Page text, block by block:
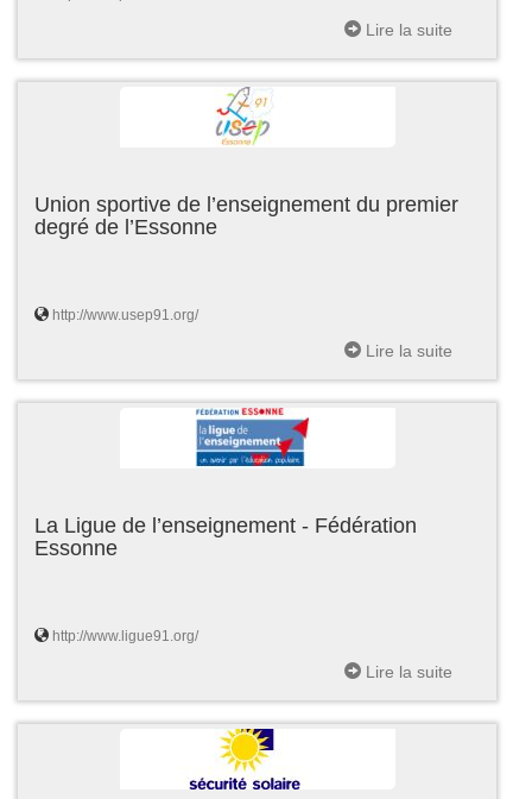
Lire la suite
Union sportive de l’enseignement du premier
degré de l’Essonne
http://www.usep91.org/
Lire la suite
La Ligue de l’enseignement - Fédération
Essonne
http://www.ligue91.org/
Lire la suite